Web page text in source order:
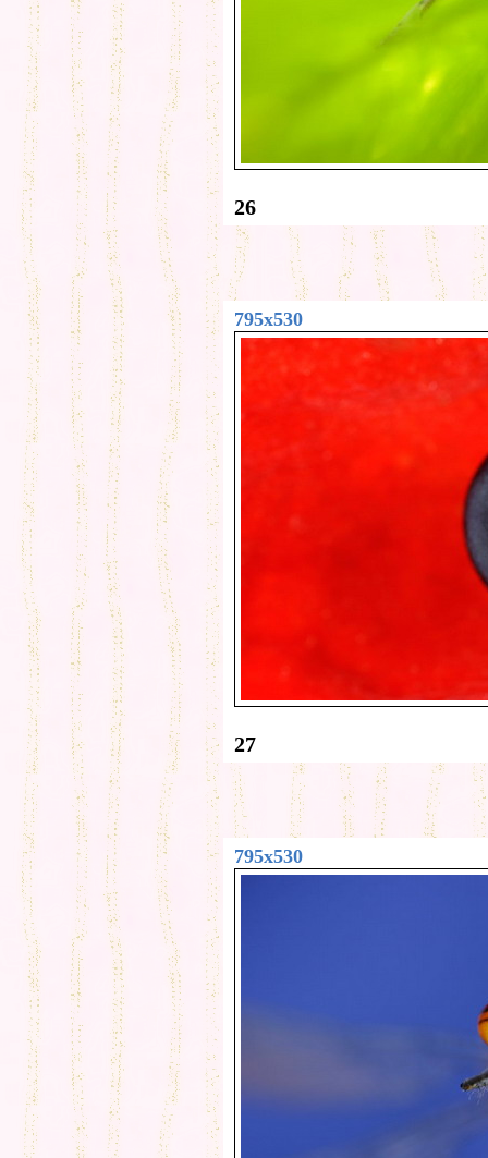
26
795x530
27
795x530